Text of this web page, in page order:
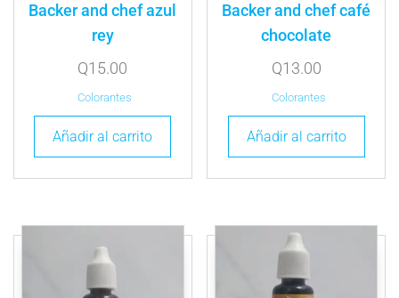
Backer and chef azul
rey
Q15.00
Colorantes
Añadir al carrito
Backer and chef café
chocolate
Q13.00
Colorantes
Añadir al carrito